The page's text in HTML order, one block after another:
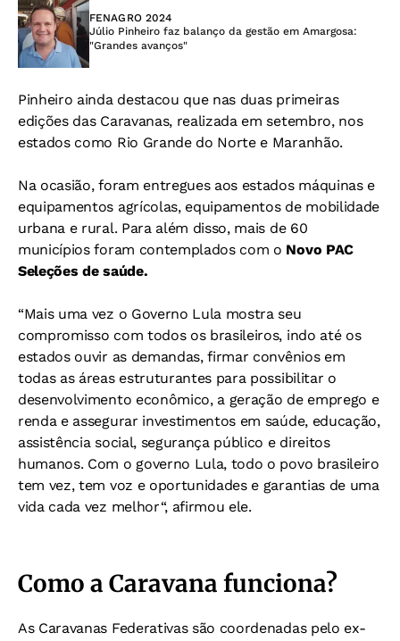
FENAGRO 2024
Júlio Pinheiro faz balanço da gestão em Amargosa:
"Grandes avanços"
Pinheiro ainda destacou que nas duas primeiras
edições das Caravanas, realizada em setembro, nos
estados como Rio Grande do Norte e Maranhão.
Na ocasião, foram entregues aos estados máquinas e
equipamentos agrícolas, equipamentos de mobilidade
urbana e rural. Para além disso, mais de 60
municípios foram contemplados com o Novo PAC
Seleções de saúde.
“Mais uma vez o Governo Lula mostra seu
compromisso com todos os brasileiros, indo até os
estados ouvir as demandas, firmar convênios em
todas as áreas estruturantes para possibilitar o
desenvolvimento econômico, a geração de emprego e
renda e assegurar investimentos em saúde, educação,
assistência social, segurança público e direitos
humanos. Com o governo Lula, todo o povo brasileiro
tem vez, tem voz e oportunidades e garantias de uma
vida cada vez melhor“, afirmou ele.
Como a Caravana funciona?
As Caravanas Federativas são coordenadas pelo ex-